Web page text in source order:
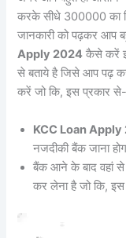
करके सीधे 300000 का
जानकारी को पढ़कर आप
Apply 2024 कैसे करें
से बताये है जिसे आप पढ़
करें जो कि, इस प्रकार से-
KCC Loan
नजदीकी बैंक जाना
बैंक आने के बाद वहां
कर लेना है जो कि, इस